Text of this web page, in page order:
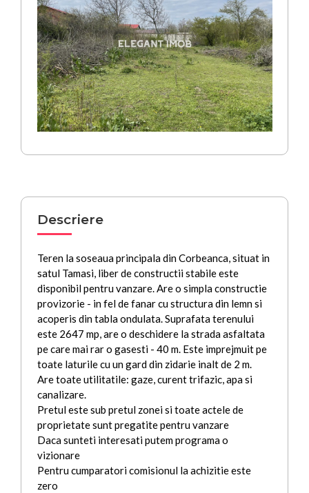
Descriere
Teren la soseaua principala din Corbeanca, situat in
satul Tamasi, liber de constructii stabile este
disponibil pentru vanzare. Are o simpla constructie
provizorie - in fel de fanar cu structura din lemn si
acoperis din tabla ondulata. Suprafata terenului
este 2647 mp, are o deschidere la strada asfaltata
pe care mai rar o gasesti - 40 m. Este imprejmuit pe
toate laturile cu un gard din zidarie inalt de 2 m.
Are toate utilitatile: gaze, curent trifazic, apa si
canalizare.
Pretul este sub pretul zonei si toate actele de
proprietate sunt pregatite pentru vanzare
Daca sunteti interesati putem programa o
vizionare
Pentru cumparatori comisionul la achizitie este
zero